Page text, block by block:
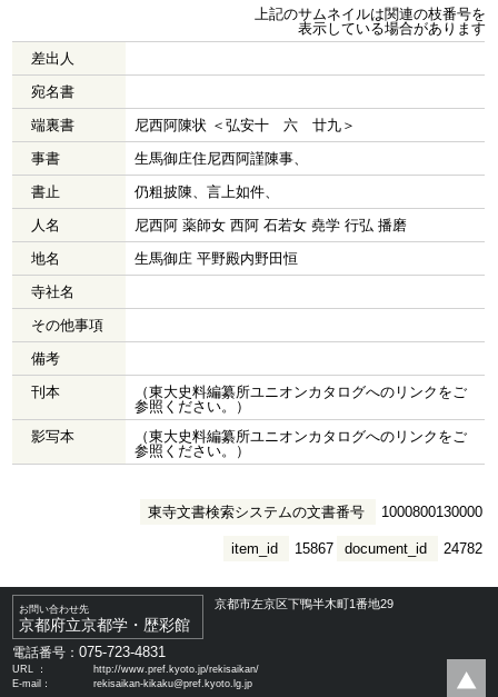
上記のサムネイルは関連の枝番号を
表示している場合があります
差出人
宛名書
端裏書
尼西阿陳状 ＜弘安十 六 廿九＞
事書
生馬御庄住尼西阿謹陳事、
書止
仍粗披陳、言上如件、
人名
尼西阿 薬師女 西阿 石若女 堯学 行弘 播磨
地名
生馬御庄 平野殿内野田恒
寺社名
その他事項
備考
刊本
（東大史料編纂所ユニオンカタログへのリンクをご
参照ください。）
影写本
（東大史料編纂所ユニオンカタログへのリンクをご
参照ください。）
東寺文書検索システムの文書番号 1000800130000
document_id 24782
item_id 15867
お問い合わせ先
京都府立京都学・歴彩館
京都市左京区下鴨半木町1番地29
電話番号：075-723-4831
URL ：
http://www.pref.kyoto.jp/rekisaikan/
E-mail：
rekisaikan-kikaku@pref.kyoto.lg.jp